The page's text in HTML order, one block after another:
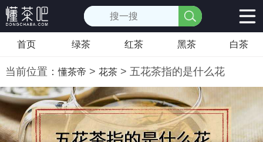
首页 绿茶 红茶 黑茶 白茶
当前位置：懂茶帝 > 花茶> 五花茶指的是什么花